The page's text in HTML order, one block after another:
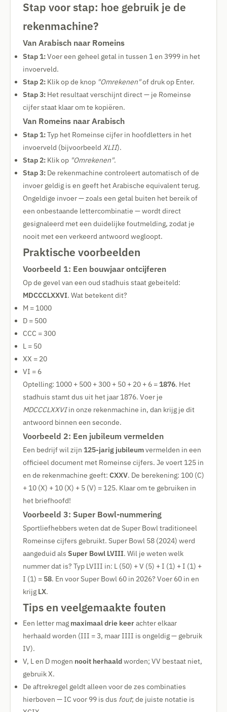
Stap voor stap: hoe gebruik je de
rekenmachine?
Van Arabisch naar Romeins
Stap 1:Voer een geheel getal in tussen 1 en 3999 in het
invoerveld.
Stap 2: Klik op de knop "Omrekenen"of druk op Enter.
Stap 3: Het resultaat verschijnt direct — je Romeinse
cijfer staat klaar om te kopiëren.
Van Romeins naar Arabisch
Stap 1:Typ het Romeinse cijfer in hoofdletters in het
invoerveld (bijvoorbeeld XLII).
Stap 2: Klik op "Omrekenen".
Stap 3: De rekenmachine controleert automatisch of de
invoer geldig is en geeft het Arabische equivalent terug.
Ongeldige invoer — zoals een getal buiten het bereik of
een onbestaande lettercombinatie — wordt direct
gesignaleerd met een duidelijke foutmelding, zodat je
nooit met een verkeerd antwoord wegloopt.
Praktische voorbeelden
Voorbeeld 1: Een bouwjaar ontcijferen
Op de gevel van een oud stadhuis staat gebeiteld:
MDCCCLXXVI. Wat betekent dit?
M = 1000
D = 500
CCC = 300
L = 50
XX = 20
VI = 6
Optelling: 1000 + 500 + 300 + 50 + 20 + 6 = 1876. Het
stadhuis stamt dus uit het jaar 1876. Voer je
MDCCCLXXVIin onze rekenmachine in, dan krijg je dit
antwoord binnen een seconde.
Voorbeeld 2: Een jubileum vermelden
Een bedrijf wil zijn 125-jarig jubileumvermelden in een
officieel document met Romeinse cijfers. Je voert 125 in
en de rekenmachine geeft: CXXV. De berekening: 100 (C)
+ 10 (X) + 10 (X) + 5 (V) = 125. Klaar om te gebruiken in
het briefhoofd!
Voorbeeld 3: Super Bowl-nummering
Sportliefhebbers weten dat de Super Bowl traditioneel
Romeinse cijfers gebruikt. Super Bowl 58 (2024) werd
aangeduid als Super Bowl LVIII. Wil je weten welk
nummer dat is? Typ LVIII in: L (50) + V (5) + I (1) + I (1) +
I (1) = 58. En voor Super Bowl 60 in 2026? Voer 60 in en
krijg LX.
Tips en veelgemaakte fouten
Een letter mag maximaal drie keerachter elkaar
herhaald worden (III = 3, maar IIII is ongeldig — gebruik
IV).
V, L en D mogen nooit herhaaldworden; VV bestaat niet,
gebruik X.
De aftrekregel geldt alleen voor de zes combinaties
hierboven — IC voor 99 is dus fout; de juiste notatie is